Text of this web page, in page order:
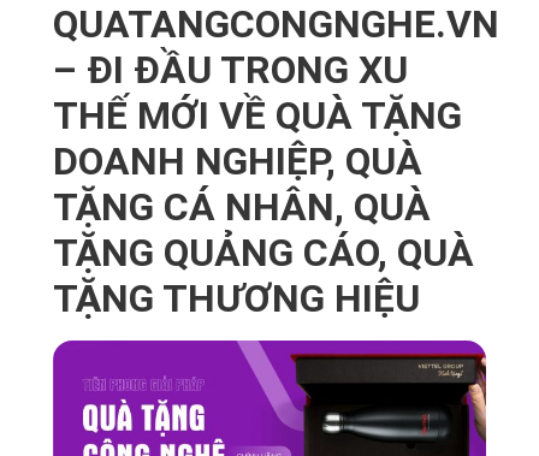
QUATANGCONGNGHE.VN
– ĐI ĐẦU TRONG XU
THẾ MỚI VỀ QUÀ TẶNG
DOANH NGHIỆP, QUÀ
TẶNG CÁ NHÂN, QUÀ
TẶNG QUẢNG CÁO, QUÀ
TẶNG THƯƠNG HIỆU